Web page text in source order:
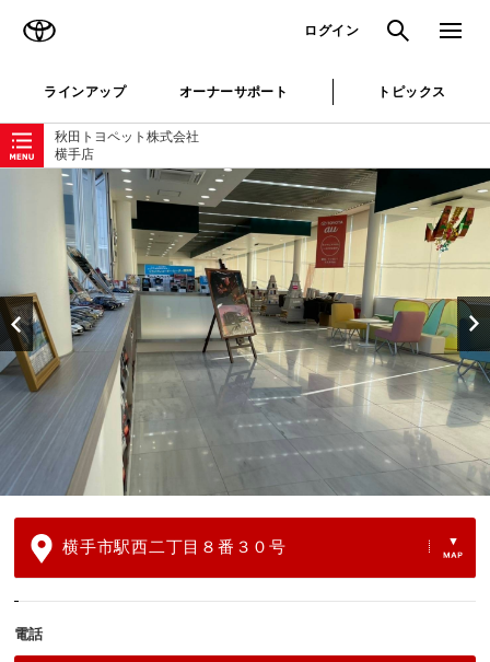
ログイン 検索 メニュ
ラインアップ オーナーサポート トピックス
秋田トヨペット株式会社
横手店
ローカルナビゲーション
横手市駅西二丁目８番３０号
電話